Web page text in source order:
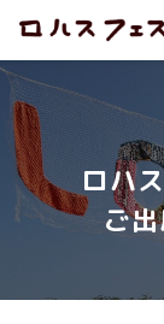
ロハ
ご